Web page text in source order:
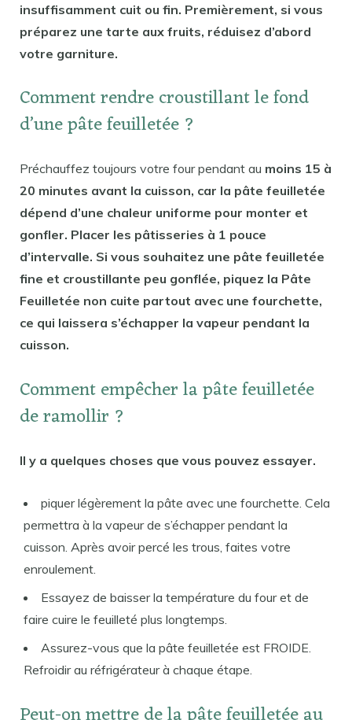
insuffisamment cuit ou fin. Premièrement, si vous
préparez une tarte aux fruits, réduisez d’abord
votre garniture.
Comment rendre croustillant le fond
d’une pâte feuilletée ?
Préchauffez toujours votre four pendant au moins 15 à
20 minutes avant la cuisson, car la pâte feuilletée
dépend d’une chaleur uniforme pour monter et
gonfler. Placer les pâtisseries à 1 pouce
d’intervalle. Si vous souhaitez une pâte feuilletée
fine et croustillante peu gonflée, piquez la Pâte
Feuilletée non cuite partout avec une fourchette,
ce qui laissera s’échapper la vapeur pendant la
cuisson.
Comment empêcher la pâte feuilletée
de ramollir ?
Il y a quelques choses que vous pouvez essayer.
piquer légèrement la pâte avec une fourchette. Cela
permettra à la vapeur de s’échapper pendant la
cuisson. Après avoir percé les trous, faites votre
enroulement.
Essayez de baisser la température du four et de
faire cuire le feuilleté plus longtemps.
Assurez-vous que la pâte feuilletée est FROIDE.
Refroidir au réfrigérateur à chaque étape.